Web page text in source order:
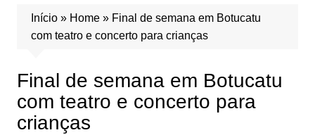
Início» Home» Final de semana em Botucatu
com teatro e concerto para crianças
Final de semana em Botucatu
com teatro e concerto para
crianças